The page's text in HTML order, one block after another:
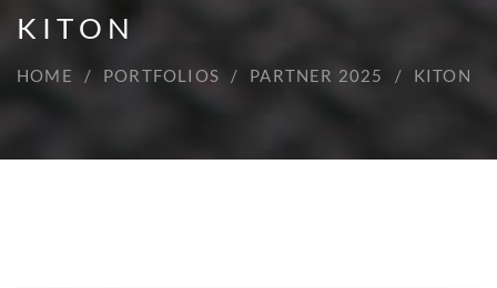
KITON
HOME PORTFOLIOS PARTNER 2025 KITON